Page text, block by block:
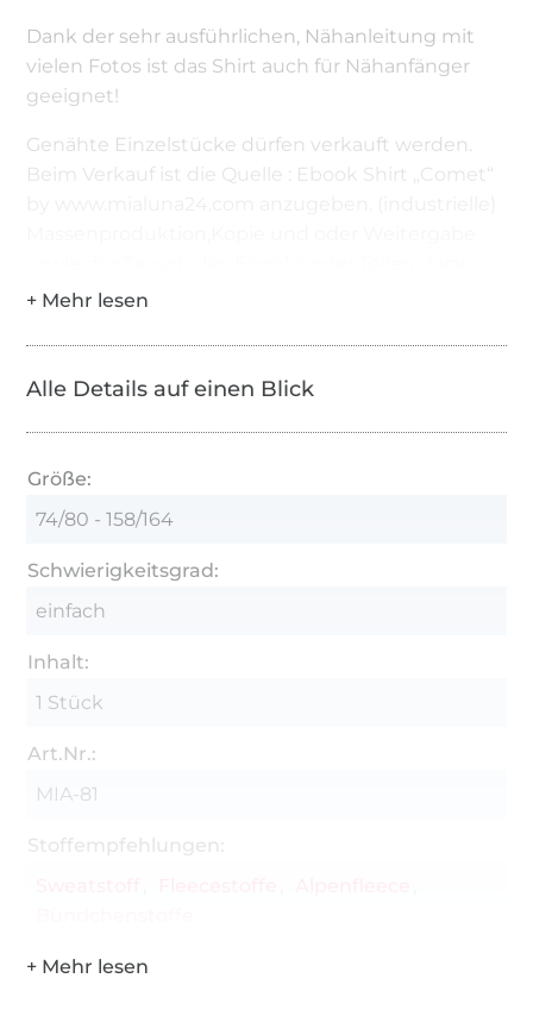
Dank der sehr ausführlichen, Nähanleitung mit
vielen Fotos ist das Shirt auch für Nähanfänger
geeignet!
Genähte Einzelstücke dürfen verkauft werden.
Beim Verkauf ist die Quelle : Ebook Shirt „Comet“
sind untersagt. Für Fehler in der Anleitung kann
Alle Details auf einen Blick
Größe:
74/80 - 158/164
Schwierigkeitsgrad:
einfach
Inhalt:
1 Stück
Art.Nr.:
MIA-81
Stoffempfehlungen: